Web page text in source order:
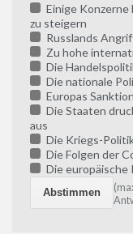
Einige
zu steigern
Russlands
Zu hohe
Die
Die nationale
Europas
Die Staaten
aus
Die Kriegs-
Die Folgen der
Die europäische